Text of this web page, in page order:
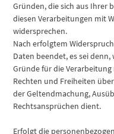
Gründen, die sich aus Ihrer
diesen Verarbeitungen mit
widersprechen.
Nach erfolgtem
Daten beendet, es sei
Gründe für die
Rechten und Freiheiten
der Geltendmachung,
Rechtsansprüchen dient.
Erfolgt die